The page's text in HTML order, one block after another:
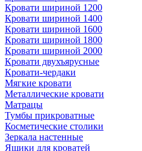
Кровати шириной 1200
Кровати шириной 1400
Кровати шириной 1600
Кровати шириной 1800
Кровати шириной 2000
Кровати двухъярусные
Кровати-чердаки
Мягкие кровати
Металлические кровати
Матрацы
Тумбы прикроватные
Косметические столики
Зеркала настенные
Ящики для кроватей